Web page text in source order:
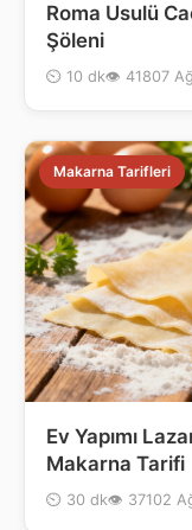
Roma Usulü
Şöleni
⏲ 10 dk👁 41807
Makarna Tarifleri
Ev Yapımı
Makarna Tarifi
⏲ 30 dk👁 371 02